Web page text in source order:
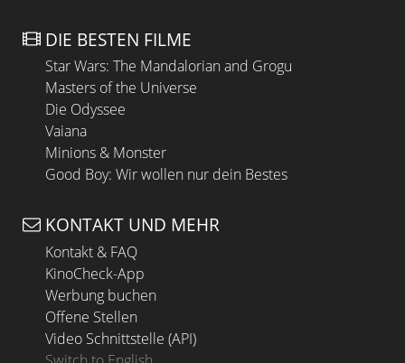
DIE BESTEN FILME
Star Wars: The Mandalorian and Grogu
Masters of the Universe
Die Odyssee
Vaiana
Minions & Monster
Good Boy: Wir wollen nur dein Bestes
KONTAKT UND MEHR
Kontakt & FAQ
KinoCheck-App
Werbung buchen
Offene Stellen
Video Schnittstelle (API)